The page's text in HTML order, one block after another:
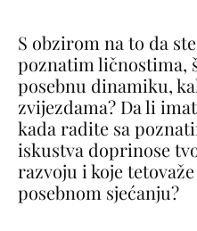
S obzirom na to da
poznatim ličnostima,
posebnu dinamiku,
zvijezdama? Da li
kada radite sa
iskustva doprinose
razvoju i koje
posebnom sjećanju?